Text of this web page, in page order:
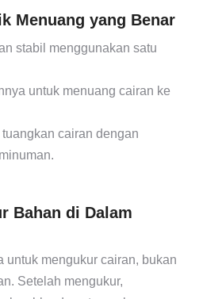
Menuang yang Benar
stabil menggunakan satu
untuk menuang cairan ke
cairan dengan
Bahan di Dalam
untuk mengukur cairan, bukan
Setelah mengukur,